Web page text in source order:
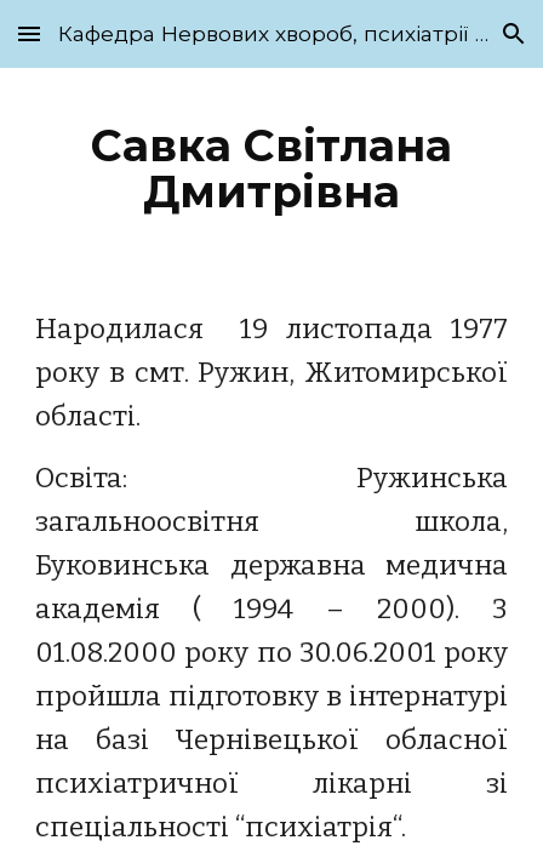
Skip to main content Skip to navigation
Кафедра Нервових хвороб, психіатрії та медичної психології ім. С.М. Савенка
Савка Світлана
Дмитрівна
Народилася 19 листопада 1977
року в смт. Ружин, Житомирської
області.
Освіта: Ружинська
загальноосвітня школа,
Буковинська державна медична
академія ( 1994 – 2000). З
01.08.2000 року по 30.06.2001 року
пройшла підготовку в інтернатурі
на базі Чернівецької обласної
психіатричної лікарні зі
спеціальності “психіатрія“.